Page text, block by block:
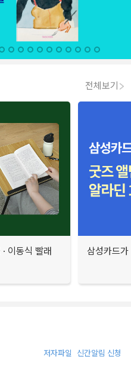
전체보기
이동식 빨래
삼성카드
저자파일 신간알림 신청